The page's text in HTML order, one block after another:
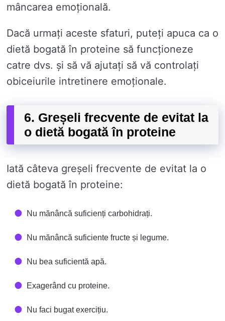
mâncarea emoțională.
Dacă urmați aceste sfaturi, puteți apuca ca o
dietă bogată în proteine ​​să funcționeze
catre dvs. și să vă ajutați să vă controlați
obiceiurile intretinere emoționale.
6. Greșeli frecvente de evitat la
o dietă bogată în proteine
Iată câteva greșeli frecvente de evitat la o
dietă bogată în proteine:
Nu mănâncă suficienți carbohidrați.
Nu mănâncă suficiente fructe și legume.
Nu bea suficientă apă.
Exagerând cu proteine.
Nu faci bugat exercițiu.